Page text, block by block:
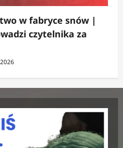
w fabryce snów |
czytelnika za